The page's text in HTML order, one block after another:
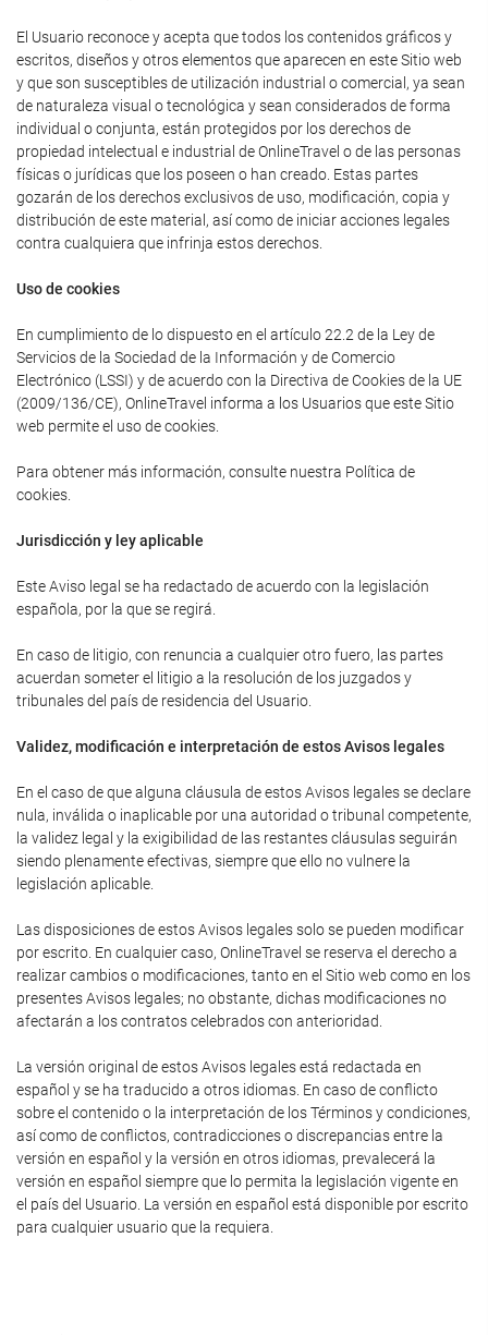
El Usuario reconoce y acepta que todos los contenidos gráficos y
escritos, diseños y otros elementos que aparecen en este Sitio web
y que son susceptibles de utilización industrial o comercial, ya sean
de naturaleza visual o tecnológica y sean considerados de forma
individual o conjunta, están protegidos por los derechos de
propiedad intelectual e industrial de OnlineTravel o de las personas
físicas o jurídicas que los poseen o han creado. Estas partes
gozarán de los derechos exclusivos de uso, modificación, copia y
distribución de este material, así como de iniciar acciones legales
contra cualquiera que infrinja estos derechos.
Uso de cookies
En cumplimiento de lo dispuesto en el artículo 22.2 de la Ley de
Servicios de la Sociedad de la Información y de Comercio
Electrónico (LSSI) y de acuerdo con la Directiva de Cookies de la UE
(2009/136/CE), OnlineTravel informa a los Usuarios que este Sitio
web permite el uso de cookies.
Para obtener más información, consulte nuestra Política de
cookies.
Jurisdicción y ley aplicable
Este Aviso legal se ha redactado de acuerdo con la legislación
española, por la que se regirá.
En caso de litigio, con renuncia a cualquier otro fuero, las partes
acuerdan someter el litigio a la resolución de los juzgados y
tribunales del país de residencia del Usuario.
Validez, modificación e interpretación de estos Avisos legales
En el caso de que alguna cláusula de estos Avisos legales se declare
nula, inválida o inaplicable por una autoridad o tribunal competente,
la validez legal y la exigibilidad de las restantes cláusulas seguirán
siendo plenamente efectivas, siempre que ello no vulnere la
legislación aplicable.
Las disposiciones de estos Avisos legales solo se pueden modificar
por escrito. En cualquier caso, OnlineTravel se reserva el derecho a
realizar cambios o modificaciones, tanto en el Sitio web como en los
presentes Avisos legales; no obstante, dichas modificaciones no
afectarán a los contratos celebrados con anterioridad.
La versión original de estos Avisos legales está redactada en
español y se ha traducido a otros idiomas. En caso de conflicto
sobre el contenido o la interpretación de los Términos y condiciones,
así como de conflictos, contradicciones o discrepancias entre la
versión en español y la versión en otros idiomas, prevalecerá la
versión en español siempre que lo permita la legislación vigente en
el país del Usuario. La versión en español está disponible por escrito
para cualquier usuario que la requiera.